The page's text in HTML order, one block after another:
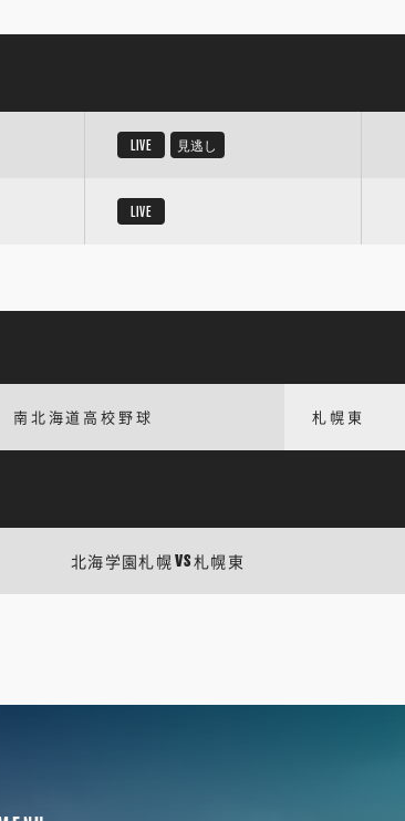
LIVE 見逃し
LIVE
南北海道高校野球 札幌東
北海学園札幌VS札幌東